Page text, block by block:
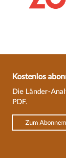
Kostenlos
Die Länder-
PDF.
Zum